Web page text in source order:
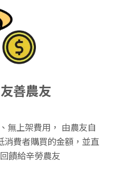
友善農友
無上架費用， 由農友自
消費者購買的金額，並直
饋給辛勞農友